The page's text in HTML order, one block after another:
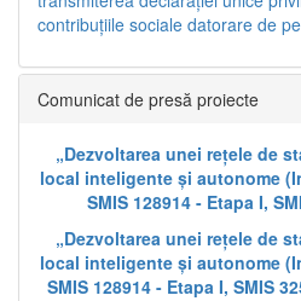
contribuțiile sociale datorare de
Comunicat de presă proiecte
„Dezvoltarea unei rețele de
local inteligente și autonome
SMIS 128914 - Etapa I,
„Dezvoltarea unei rețele de
local inteligente și autonome
SMIS 128914 - Etapa I, SMIS